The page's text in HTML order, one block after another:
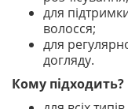
для
волосся;
для
догляду.
Кому підходить?